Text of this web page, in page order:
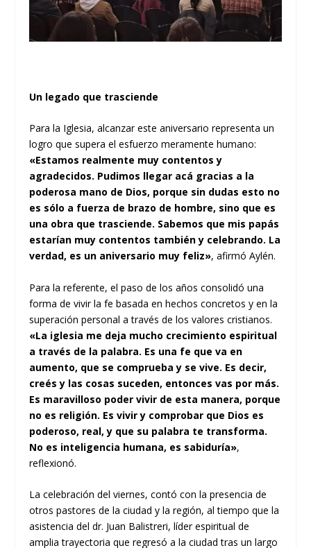
Un legado que trasciende
Para la Iglesia, alcanzar este aniversario representa un
logro que supera el esfuerzo meramente humano:
«Estamos realmente muy contentos y
agradecidos. Pudimos llegar acá gracias a la
poderosa mano de Dios, porque sin dudas esto no
es sólo a fuerza de brazo de hombre, sino que es
una obra que trasciende. Sabemos que mis papás
estarían muy contentos también y celebrando. La
verdad, es un aniversario muy feliz», afirmó Aylén.
Para la referente, el paso de los años consolidó una
forma de vivir la fe basada en hechos concretos y en la
superación personal a través de los valores cristianos.
«La iglesia me deja mucho crecimiento espiritual
a través de la palabra. Es una fe que va en
aumento, que se comprueba y se vive. Es decir,
creés y las cosas suceden, entonces vas por más.
Es maravilloso poder vivir de esta manera, porque
no es religión. Es vivir y comprobar que Dios es
poderoso, real, y que su palabra te transforma.
No es inteligencia humana, es sabiduría»,
reflexionó.
La celebración del viernes, contó con la presencia de
otros pastores de la ciudad y la región, al tiempo que la
asistencia del dr. Juan Balistreri, líder espiritual de
amplia trayectoria que regresó a la ciudad tras un largo